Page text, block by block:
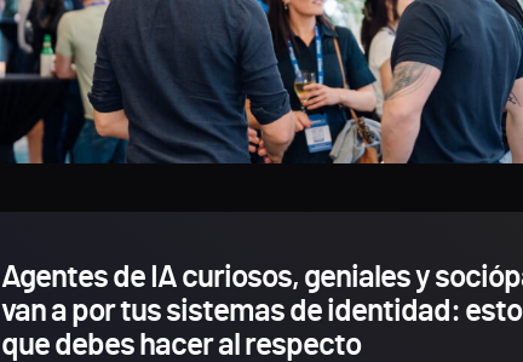
Agentes de IA curiosos, geniales y
van a por tus sistemas de identidad: esto
que debes hacer al respecto